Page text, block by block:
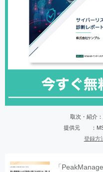
取次・紹介
提供元 ：
登録方
「